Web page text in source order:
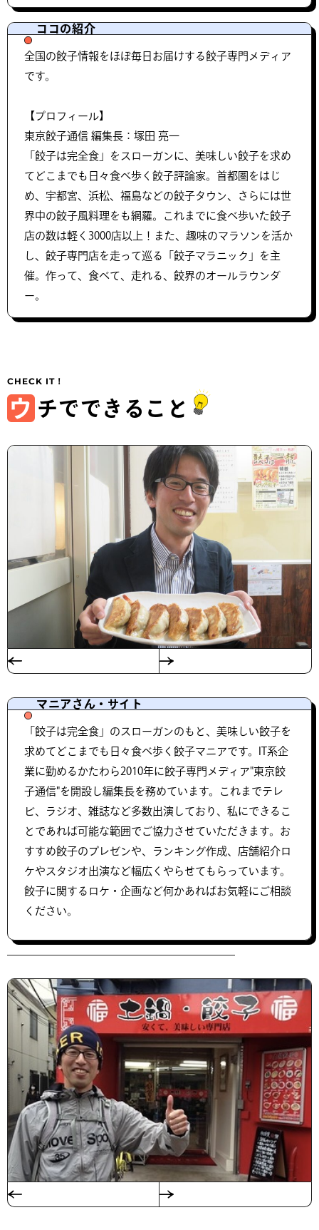
ココの紹介
全国の餃子情報をほぼ毎日お届けする餃子専門メディア
です。
【プロフィール】
東京餃子通信 編集長：塚田 亮一
「餃子は完全食」をスローガンに、美味しい餃子を求め
てどこまでも日々食べ歩く餃子評論家。首都圏をはじ
め、宇都宮、浜松、福島などの餃子タウン、さらには世
界中の餃子風料理をも網羅。これまでに食べ歩いた餃子
店の数は軽く3000店以上！また、趣味のマラソンを活か
し、餃子専門店を走って巡る「餃子マラニック」を主
催。作って、食べて、走れる、餃界のオールラウンダ
ー。
ウ チでできること
マニアさん・サイト
「餃子は完全食」のスローガンのもと、美味しい餃子を
求めてどこまでも日々食べ歩く餃子マニアです。IT系企
業に勤めるかたわら2010年に餃子専門メディア"東京餃
子通信"を開設し編集長を務めています。これまでテレ
ビ、ラジオ、雑誌など多数出演しており、私にできるこ
とであれば可能な範囲でご協力させていただきます。お
すすめ餃子のプレゼンや、ランキング作成、店舗紹介ロ
ケやスタジオ出演など幅広くやらせてもらっています。
餃子に関するロケ・企画など何かあればお気軽にご相談
ください。